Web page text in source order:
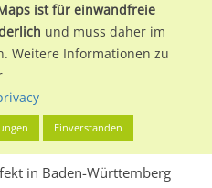
offiziell, im Vergleich zu
mit dem besten
gezielte und strukturierte
kannst du das Potenzial
ausschöpfen. Dadurch
in Baden-Württemberg
ist für einwandfreie
und muss daher im
Weitere Informationen zu
Einverstanden